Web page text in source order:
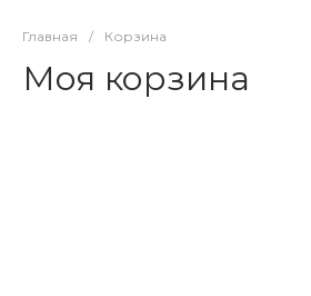
Главная / Корзина
Моя корзина